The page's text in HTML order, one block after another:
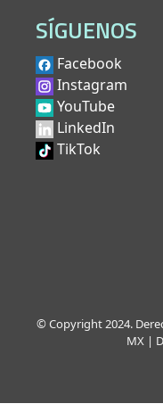
SÍGUENOS
Facebook
Instagram
YouTube
LinkedIn
TikTok
© Copyright 2024.
MX |